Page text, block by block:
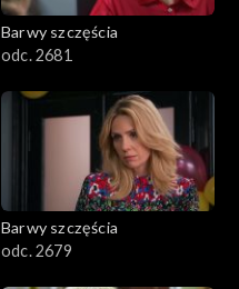
Barwy szczęścia
odc. 2681
Barwy szczęścia
odc. 2679